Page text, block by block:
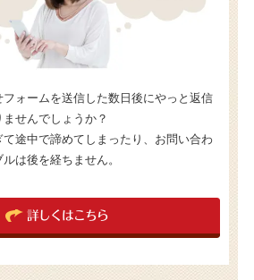
ォームを送信した数日後にやっと返信
せんでしょうか？
途中で諦めてしまったり、お問い合わ
は後を経ちません。
詳しくはこちら